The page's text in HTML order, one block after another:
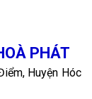
PHÁT
Huyện Hóc